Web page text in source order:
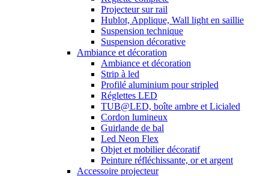
Projecteur sur rail
Hublot, Applique, Wall light en saillie
Suspension technique
Suspension décorative
Ambiance et décoration
Ambiance et décoration
Strip à led
Profilé aluminium pour stripled
Réglettes LED
TUB@LED, boîte ambre et Licialed
Cordon lumineux
Guirlande de bal
Led Neon Flex
Objet et mobilier décoratif
Peinture réfléchissante, or et argent
Accessoire projecteur